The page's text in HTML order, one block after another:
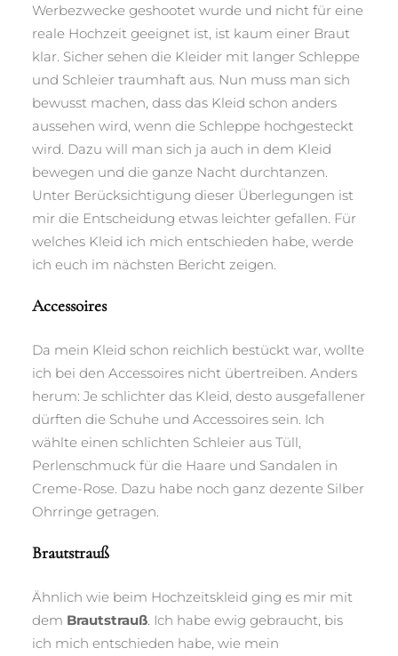
Werbezwecke geshootet wurde und nicht für eine
reale Hochzeit geeignet ist, ist kaum einer Braut
klar. Sicher sehen die Kleider mit langer Schleppe
und Schleier traumhaft aus. Nun muss man sich
bewusst machen, dass das Kleid schon anders
aussehen wird, wenn die Schleppe hochgesteckt
wird. Dazu will man sich ja auch in dem Kleid
bewegen und die ganze Nacht durchtanzen.
Unter Berücksichtigung dieser Überlegungen ist
mir die Entscheidung etwas leichter gefallen. Für
welches Kleid ich mich entschieden habe, werde
ich euch im nächsten Bericht zeigen.
Accessoires
Da mein Kleid schon reichlich bestückt war, wollte
ich bei den Accessoires nicht übertreiben. Anders
herum: Je schlichter das Kleid, desto ausgefallener
dürften die Schuhe und Accessoires sein. Ich
wählte einen schlichten Schleier aus Tüll,
Perlenschmuck für die Haare und Sandalen in
Creme-Rose. Dazu habe noch ganz dezente Silber
Ohrringe getragen.
Brautstrauß
Ähnlich wie beim Hochzeitskleid ging es mir mit
dem Brautstrauß . Ich habe ewig gebraucht, bis
ich mich entschieden habe, wie mein